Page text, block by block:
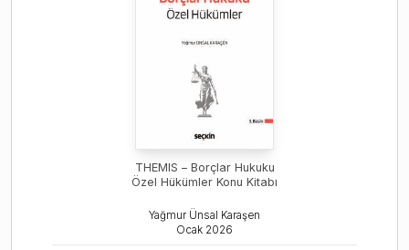
THEMIS – Borçlar Hukuku
Özel Hükümler Konu Kitabı
Yağmur Ünsal Karaşen
Ocak 2026